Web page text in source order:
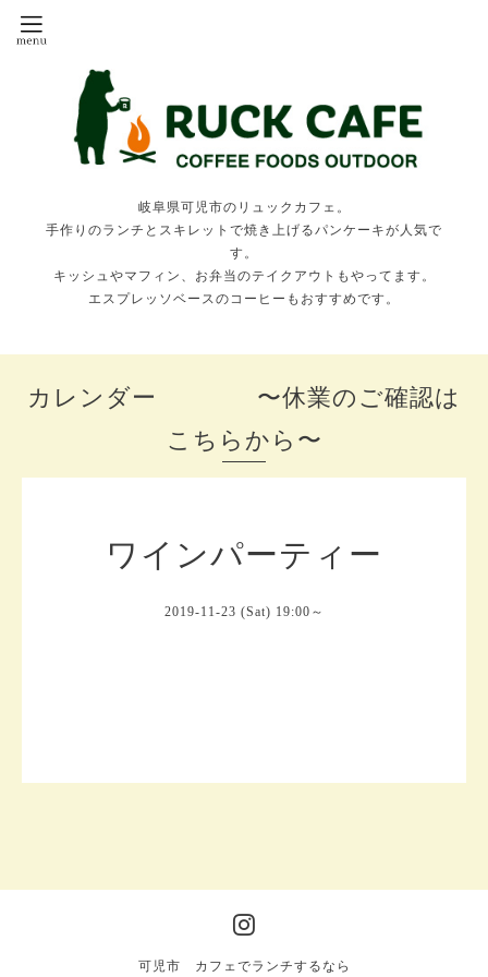
岐阜県可児市のリュックカフェ。
手作りのランチとスキレットで焼き上げるパンケーキが人気で
す。
キッシュやマフィン、お弁当のテイクアウトもやってます。
エスプレッソベースのコーヒーもおすすめです。
カレンダー 〜休業のご確認は
こちらから〜
ワインパーティー
2019-11-23 (Sat) 19:00～
可児市 カフェでランチするなら